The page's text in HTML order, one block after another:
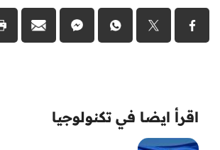
اقرأ ايضا في تكنولوجيا